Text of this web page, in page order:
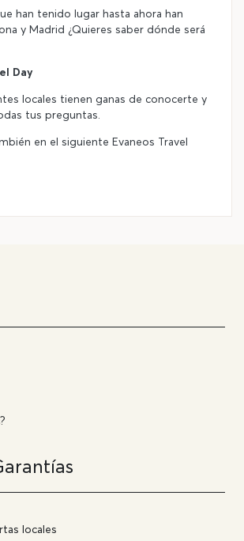
han tenido lugar hasta ahora han
y Madrid ¿Quieres saber dónde será
Day
locales tienen ganas de conocerte y
tus preguntas.
en el siguiente Evaneos Travel
locales